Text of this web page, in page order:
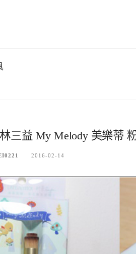
三益 My Melody 美樂蒂
2016-02-14